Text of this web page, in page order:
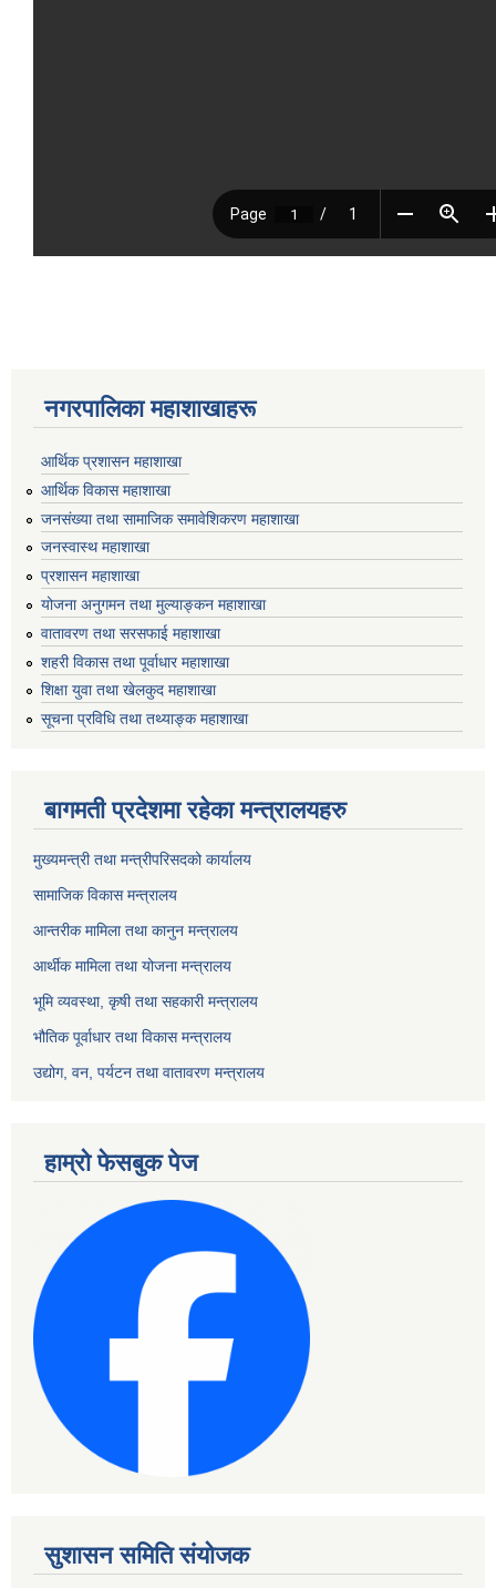
नगरपालिका महाशाखाहरू
आर्थिक प्रशासन महाशाखा
आर्थिक विकास महाशाखा
जनसंख्या तथा सामाजिक समावेशिकरण महाशाखा
जनस्वास्थ महाशाखा
प्रशासन महाशाखा
योजना अनुगमन तथा मुल्याङ्कन महाशाखा
वातावरण तथा सरसफाई महाशाखा
शहरी विकास तथा पूर्वाधार महाशाखा
शिक्षा युवा तथा खेलकुद महाशाखा
सूचना प्रविधि तथा तथ्याङ्क महाशाखा
बागमती प्रदेशमा रहेका मन्त्रालयहरु
मुख्यमन्त्री तथा मन्त्रीपरिसदको कार्यालय
सामाजिक विकास मन्त्रालय
आन्तरीक मामिला तथा कानुन मन्त्रालय
आर्थीक मामिला तथा योजना मन्त्रालय
भूमि व्यवस्था, कृषी तथा सहकारी मन्त्रालय
भौतिक पूर्वाधार तथा विकास मन्त्रालय
उद्योग, वन, पर्यटन तथा वातावरण मन्त्रालय
हाम्रो फेसबुक पेज
सुशासन समिति संयोजक